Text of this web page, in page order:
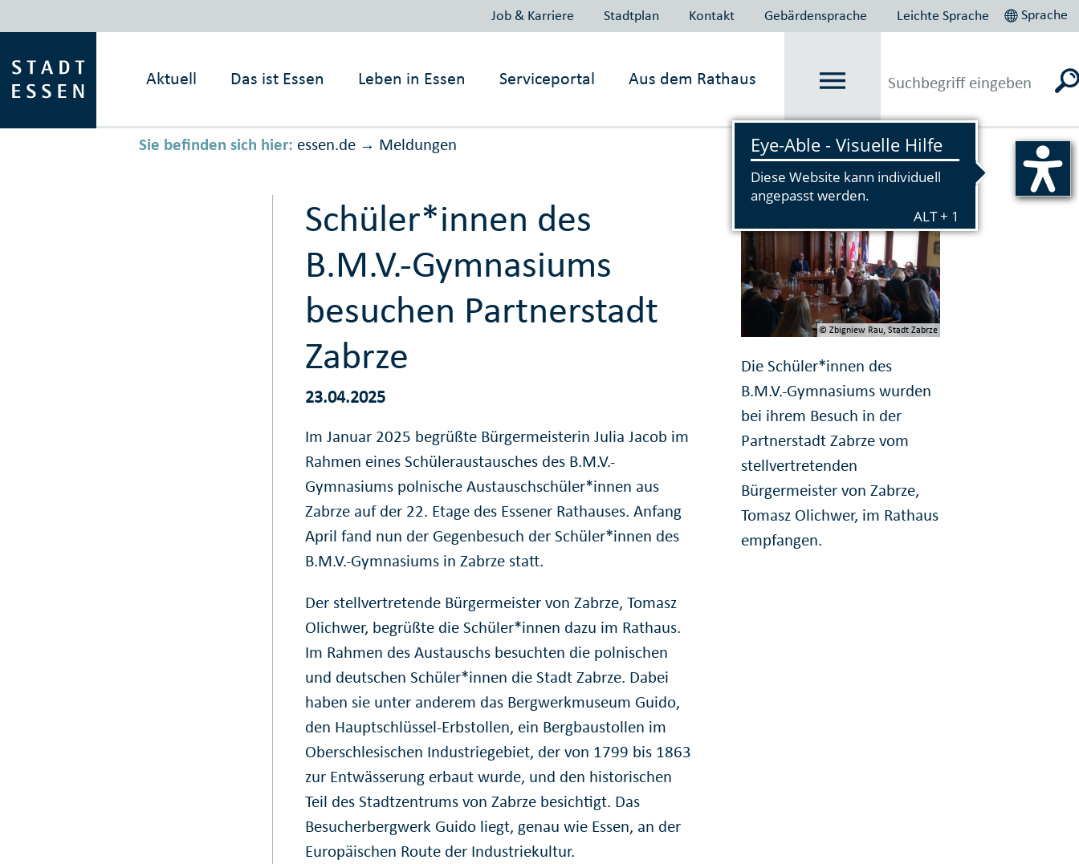
Job & Karriere Stadtplan Kontakt Gebärdensprache Leichte Sprache Sprache
Aktuell Das ist Essen Leben in Essen Serviceportal Aus dem Rathaus
Sie befinden sich hier: essen.de → Meldungen Vorlesen
Schüler*innen des
B.M.V.-Gymnasiums
besuchen Partnerstadt
Zabrze
23.04.2025
Im Januar 2025 begrüßte Bürgermeisterin Julia Jacob im
Rahmen eines Schüleraustausches des B.M.V.-
Gymnasiums polnische Austauschschüler*innen aus
Zabrze auf der 22. Etage des Essener Rathauses. Anfang
April fand nun der Gegenbesuch der Schüler*innen des
B.M.V.-Gymnasiums in Zabrze statt.
Der stellvertretende Bürgermeister von Zabrze, Tomasz
Olichwer, begrüßte die Schüler*innen dazu im Rathaus.
Im Rahmen des Austauschs besuchten die polnischen
und deutschen Schüler*innen die Stadt Zabrze. Dabei
haben sie unter anderem das Bergwerkmuseum Guido,
den Hauptschlüssel-Erbstollen, ein Bergbaustollen im
Oberschlesischen Industriegebiet, der von 1799 bis 1863
zur Entwässerung erbaut wurde, und den historischen
Teil des Stadtzentrums von Zabrze besichtigt. Das
Besucherbergwerk Guido liegt, genau wie Essen, an der
Europäischen Route der Industriekultur.
© Zbigniew Rau, Stadt Zabrze
Die Schüler*innen des
B.M.V.-Gymnasiums wurden
bei ihrem Besuch in der
Partnerstadt Zabrze vom
stellvertretenden
Bürgermeister von Zabrze,
Tomasz Olichwer, im Rathaus
empfangen.